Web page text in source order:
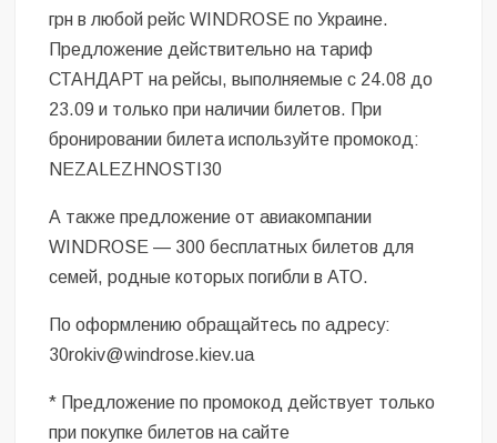
грн в любой рейс WINDROSE по Украине.
Предложение действительно на тариф
СТАНДАРТ на рейсы, выполняемые с 24.08 до
23.09 и только при наличии билетов. При
бронировании билета используйте промокод:
NEZALEZHNOSTI30
А также предложение от авиакомпании
WINDROSE — 300 бесплатных билетов для
семей, родные которых погибли в АТО.
По оформлению обращайтесь по адресу:
30rokiv@windrose.kiev.ua
* Предложение по промокод действует только
при покупке билетов на сайте